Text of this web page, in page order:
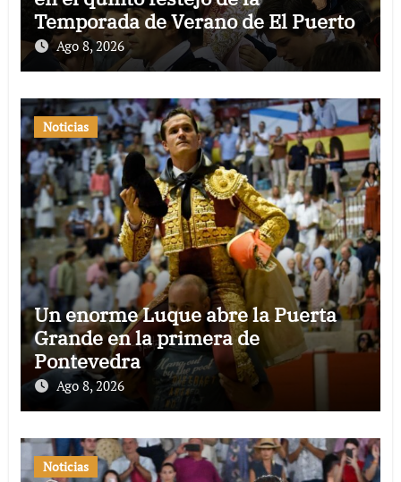
Temporada de Verano de El Puerto
Ago 8, 2026
Noticias
Un enorme Luque abre la Puerta
Grande en la primera de
Pontevedra
Ago 8, 2026
Noticias